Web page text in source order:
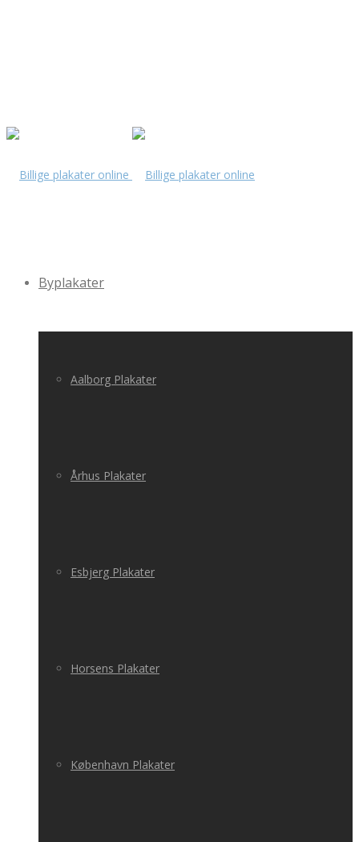
Byplakater
Aalborg Plakater
Århus Plakater
Esbjerg Plakater
Horsens Plakater
København Plakater